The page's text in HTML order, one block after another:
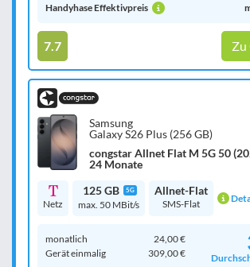
Handyhase Effektivpreis
7.7 Zu
Samsung
Galaxy S26 Plus (256 GB)
congstar Allnet Flat M 5G 50
24 Monate
Netz
125 GB 5G
max. 50 MBit/s
Allnet-Flat
SMS-Flat
monatlich
24,00 €
Gerät einmalig
309,00 €